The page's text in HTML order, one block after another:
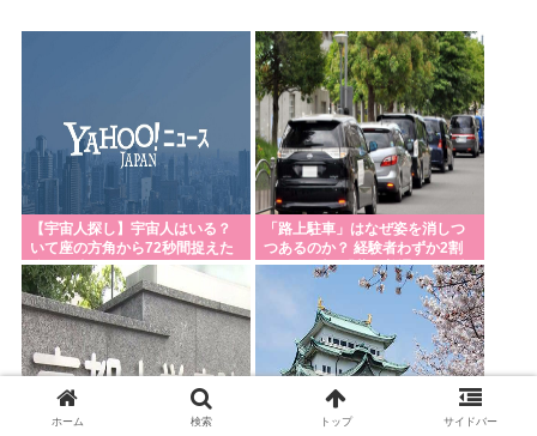
が手抜きすぎてキレそう
高市「円安が止まらないの…」ぼく「緊縮財政」高
市「いったいどうすれば…」ぼく「緊縮財政」高市
「そうだわ！日銀砲よ！」
夏休み全く面白くないんだが
フォント、値上げで使えなくなる
在留カードの更新しに入管に行ったけど父親がぐっ
たいしててこわい要介護3
？？早？「障がい者、排除するわよ！」日本、遂に
障がい者排除の為に動き出す。
江別大学生暴行死 “主犯格”の特定少年・川口侑斗被
告に「無期懲役」の判決 当時17歳少年に「懲役30
【宇宙人探し】宇宙人はいる？
いて座の方角から72秒間捉えた
強い電波、50年間正体分からぬ
「Wow！信号」…「合理的に考
えると、宇宙人からの信号の可
能性」
「路上駐車」はなぜ姿を消しつ
つあるのか？ 経験者わずか2割
という衝撃!「昔は普通だった光
景」が変わり始めた理由とは
ホーム 検索 トップ サイドバー